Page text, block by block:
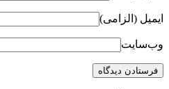
ایمیل (الزامی)
وب‌سایت